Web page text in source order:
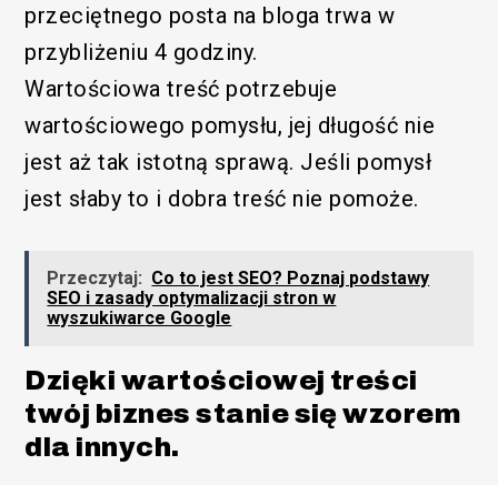
przeciętnego posta na bloga trwa w
przybliżeniu 4 godziny.
Wartościowa treść potrzebuje
wartościowego pomysłu, jej długość nie
jest aż tak istotną sprawą. Jeśli pomysł
jest słaby to i dobra treść nie pomoże.
Przeczytaj: Co to jest SEO? Poznaj podstawy
SEO i zasady optymalizacji stron w
wyszukiwarce Google
Dzięki wartościowej treści
twój biznes stanie się wzorem
dla innych.